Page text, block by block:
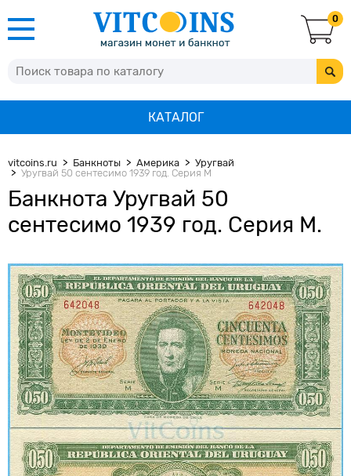
0
КАТАЛОГ
vitcoins.ru Банкноты Америка
Уругвай
Уругвай 50 сентесимо 1939 год. Серия M
Банкнота Уругвай 50
сентесимо 1939 год. Серия M.